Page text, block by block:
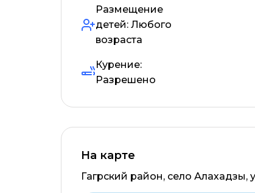
Размещение
детей: Любого
возраста
Курение:
Разрешено
На карте
Гагрский район, село Алахадзы,